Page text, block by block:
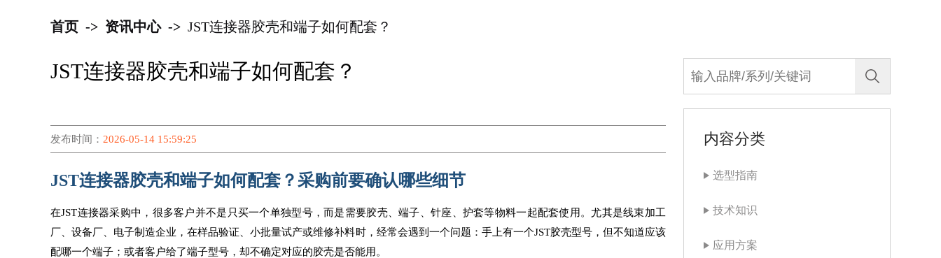
首页 -> 资讯中心 -> JST连接器胶壳和端子如何配套？
JST连接器胶壳和端子如何配套？
发布时间： 2026-05-14 15:59:25
JST连接器胶壳和端子如何配套？采购前要确认哪些细节
在JST连接器采购中，很多客户并不是只买一个单独型号，而是需要胶壳、端子、针座、护套等物料一起配套使用。尤其是线束加工
厂、设备厂、电子制造企业，在样品验证、小批量试产或维修补料时，经常会遇到一个问题：手上有一个JST胶壳型号，但不知道应该
配哪一个端子；或者客户给了端子型号，却不确定对应的胶壳是否能用。
内容分类
选型指南
技术知识
应用方案